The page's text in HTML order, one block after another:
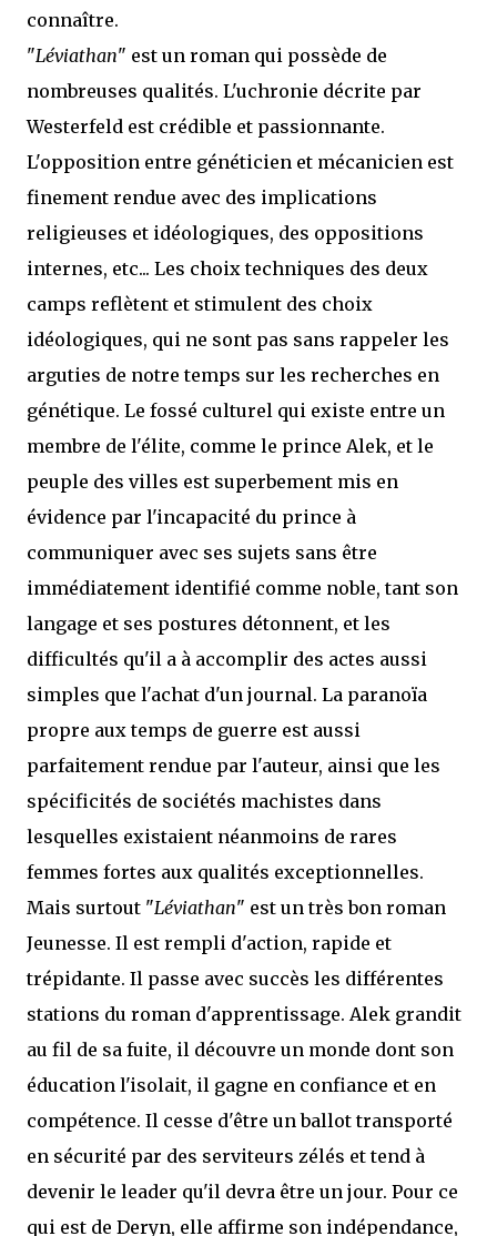
connaître.
"Léviathan" est un roman qui possède de
nombreuses qualités. L'uchronie décrite par
Westerfeld est crédible et passionnante.
L'opposition entre généticien et mécanicien est
finement rendue avec des implications
religieuses et idéologiques, des oppositions
internes, etc... Les choix techniques des deux
camps reflètent et stimulent des choix
idéologiques, qui ne sont pas sans rappeler les
arguties de notre temps sur les recherches en
génétique. Le fossé culturel qui existe entre un
membre de l'élite, comme le prince Alek, et le
peuple des villes est superbement mis en
évidence par l'incapacité du prince à
communiquer avec ses sujets sans être
immédiatement identifié comme noble, tant son
langage et ses postures détonnent, et les
difficultés qu'il a à accomplir des actes aussi
simples que l'achat d'un journal. La paranoïa
propre aux temps de guerre est aussi
parfaitement rendue par l'auteur, ainsi que les
spécificités de sociétés machistes dans
lesquelles existaient néanmoins de rares
femmes fortes aux qualités exceptionnelles.
Mais surtout "Léviathan" est un très bon roman
Jeunesse. Il est rempli d'action, rapide et
trépidante. Il passe avec succès les différentes
stations du roman d'apprentissage. Alek grandit
au fil de sa fuite, il découvre un monde dont son
éducation l'isolait, il gagne en confiance et en
compétence. Il cesse d'être un ballot transporté
en sécurité par des serviteurs zélés et tend à
devenir le leader qu'il devra être un jour. Pour ce
qui est de Deryn, elle affirme son indépendance,